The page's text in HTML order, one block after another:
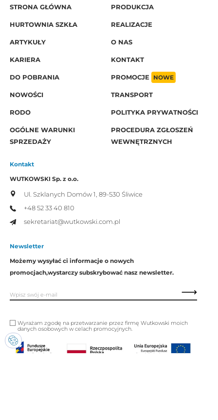
STRONA GŁÓWNA
PRODUKCJA
HURTOWNIA SZKŁA REALIZACJE
ARTYKUŁY O NAS
KARIERA KONTAKT
DO POBRANIA PROMOCJE NOWE
NOWOŚCI TRANSPORT
RODO POLITYKA PRYWATNOŚCI
OGÓLNE WARUNKI
SPRZEDAŻY
PROCEDURA ZGŁOSZEŃ
WEWNĘTRZNYCH
Kontakt
WUTKOWSKI Sp. z o.o.
Ul. Szklanych Domów 1, 89-530 Śliwice
+48 52 33 40 810
sekretariat@wutkowski.com.pl
Newsletter
Możemy wysyłać ci informacje o nowych
promocjach,wystarczy subskrybować nasz newsletter.
Wyrażam zgodę na przetwarzanie przez firmę Wutkowski moich
danych osobowych w celach promocyjnych.